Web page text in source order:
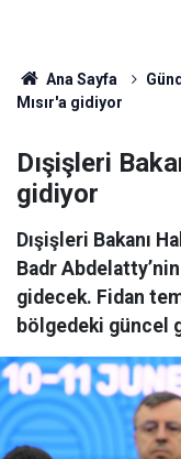
Ana Sayfa
Mısır'a gidiyor
Dışişleri
gidiyor
Dışişleri Bakanı
Badr
gidecek. Fidan
bölgedeki güncel